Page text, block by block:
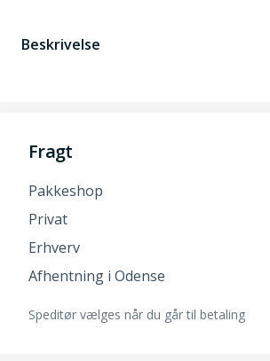
Beskrivelse
Fragt
Pakkeshop
Privat
Erhverv
Afhentning i Odense
Speditør vælges når du går til betaling